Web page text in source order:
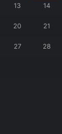
13 14
20 21
27 28